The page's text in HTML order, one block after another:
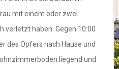
mit einem oder zwei
verletzt haben. Gegen 10:00
des Opfers nach Hause und
liegend und